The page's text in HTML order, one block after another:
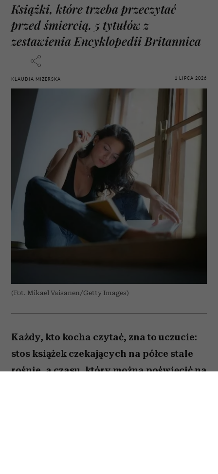
Książki, które trzeba przeczytać
przed śmiercią. 5 tytułów z
zestawienia Encyklopedii Britannica
KLAUDIA MIZERSKA 1 LIPCA 2026
(Fot. Mikael Vaisanen/Getty Images)
Każdy, kto kocha czytać, zna to uczucie:
stos książek czekających na półce stale
rośnie, a czasu, który można poświęcić na